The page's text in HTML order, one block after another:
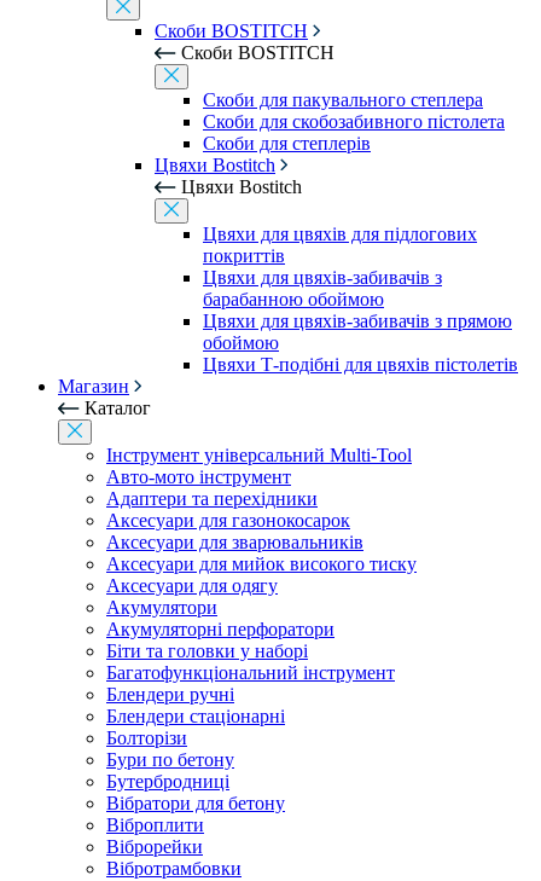
Скоби BOSTITCH
Скоби BOSTITCH
Скоби для пакувального степлера
Скоби для скобозабивного пістолета
Скоби для степлерів
Цвяхи Bostitch
Цвяхи Bostitch
Цвяхи для цвяхів для підлогових
покриттів
Цвяхи для цвяхів-забивачів з
барабанною обоймою
Цвяхи для цвяхів-забивачів з прямою
обоймою
Цвяхи Т-подібні для цвяхів пістолетів
Магазин
Каталог
Інструмент універсальний Multi-Tool
Авто-мото інструмент
Адаптери та перехідники
Аксесуари для газонокосарок
Аксесуари для зварювальників
Аксесуари для мийок високого тиску
Аксесуари для одягу
Акумулятори
Акумуляторні перфоратори
Біти та головки у наборі
Багатофункціональний інструмент
Блендери ручні
Блендери стаціонарні
Болторізи
Бури по бетону
Бутербродниці
Вібратори для бетону
Віброплити
Віброрейки
Вібротрамбовки